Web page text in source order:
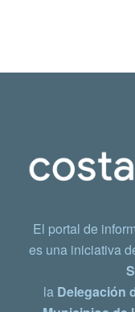
El portal de
es una iniciativa
la Delegación